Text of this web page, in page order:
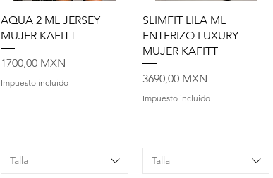
Vista rápida
AQUA 2 ML JERSEY
MUJER KAFITT
Precio
1700,00 MXN
Impuesto incluido
Talla
Vista rápida
SLIMFIT LILA ML
ENTERIZO LUXURY
MUJER KAFITT
Precio
3690,00 MXN
Impuesto incluido
Talla